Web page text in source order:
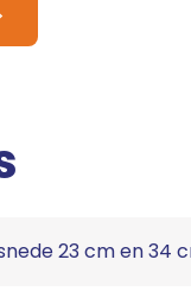
23 cm en 34